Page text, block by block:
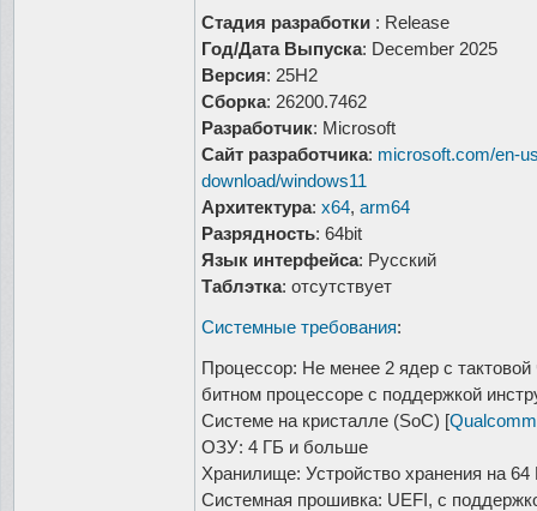
Стадия разработки : Release
Год/Дата Выпуска: December 2025
Версия: 25H2
Сборка: 26200.7462
Разработчик: Microsoft
Сайт разработчика: microsoft.com/en-
download/windows11
Архитектура: x64, arm64
Разрядность: 64bit
Язык интерфейса: Русский
Таблэтка: отсутствует
Системные требования:
Процессор: Не менее 2 ядер с
битном процессоре с поддержкой
Системе на кристалле (SoC) [Qualcomm
ОЗУ: 4 ГБ и больше
Хранилище: Устройство хранения на
Системная прошивка: UEFI, с